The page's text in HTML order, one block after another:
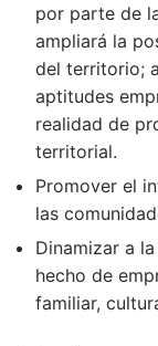
por parte de
ampliará la
del territorio;
aptitudes
realidad de
territorial.
Promover el
las
Dinamizar a
hecho de
familiar,